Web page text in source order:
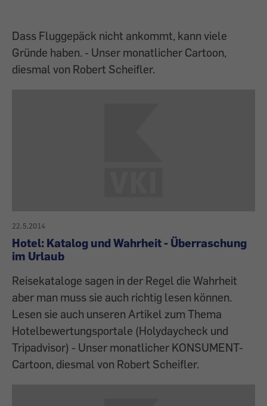
Dass Fluggepäck nicht ankommt, kann viele
Gründe haben. - Unser monatlicher Cartoon,
diesmal von Robert Scheifler.
22.5.2014
Hotel: Katalog und Wahrheit - Überraschung
im Urlaub
Reisekataloge sagen in der Regel die Wahrheit
aber man muss sie auch richtig lesen können.
Lesen sie auch unseren Artikel zum Thema
Hotelbewertungsportale (Holydaycheck und
Tripadvisor) - Unser monatlicher KONSUMENT-
Cartoon, diesmal von Robert Scheifler.